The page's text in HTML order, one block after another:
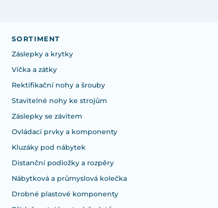
SORTIMENT
Záslepky a krytky
Víčka a zátky
Rektifikační nohy a šrouby
Stavitelné nohy ke strojům
Záslepky se závitem
Ovládací prvky a komponenty
Kluzáky pod nábytek
Distanční podložky a rozpěry
Nábytková a průmyslová kolečka
Drobné plastové komponenty